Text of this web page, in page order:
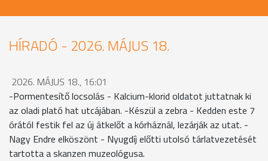
HÍRADÓ - 2026. MÁJUS 18.
2026. MÁJUS 18., 16:01
-Pormentesítő locsolás - Kalcium-klorid oldatot juttatnak ki
az oladi plató hat utcájában. -Készül a zebra - Kedden este 7
órától festik fel az új átkelőt a kórháznál, lezárják az utat. -
Nagy Endre elköszönt - Nyugdíj előtti utolsó tárlatvezetését
tartotta a skanzen muzeológusa.